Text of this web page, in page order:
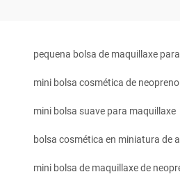
pequena bolsa de maquillaxe
mini bolsa cosmética de neopreno
mini bolsa suave para maquillaxe
bolsa cosmética en miniatura de
mini bolsa de maquillaxe de